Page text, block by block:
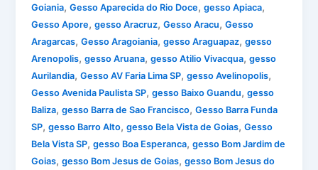
Goiania,Gesso Aparecida do Rio Doce,gesso Apiaca,
Gesso Apore,gesso Aracruz,Gesso Aracu,Gesso
Aragarcas,Gesso Aragoiania,gesso Araguapaz,gesso
Arenopolis,gesso Aruana,gesso Atilio Vivacqua,gesso
Aurilandia,Gesso AV Faria Lima SP,gesso Avelinopolis,
Gesso Avenida Paulista SP,gesso Baixo Guandu,gesso
Baliza,gesso Barra de Sao Francisco,Gesso Barra Funda
SP,gesso Barro Alto,gesso Bela Vista de Goias,Gesso
Bela Vista SP,gesso Boa Esperanca,gesso Bom Jardim de
Goias,gesso Bom Jesus de Goias,gesso Bom Jesus do